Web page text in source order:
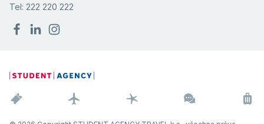
Tel: 222 220 222